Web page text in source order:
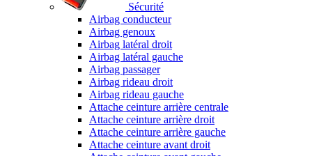
Sécurité
Airbag conducteur
Airbag genoux
Airbag latéral droit
Airbag latéral gauche
Airbag passager
Airbag rideau droit
Airbag rideau gauche
Attache ceinture arrière centrale
Attache ceinture arrière droit
Attache ceinture arrière gauche
Attache ceinture avant droit